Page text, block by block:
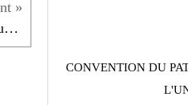
RT @sim_roger: Le Maroc dans une grande opération...
CONVENTION DU